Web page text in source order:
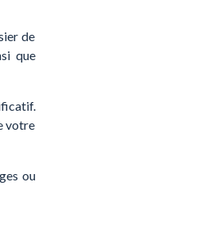
de
que
votre
ou